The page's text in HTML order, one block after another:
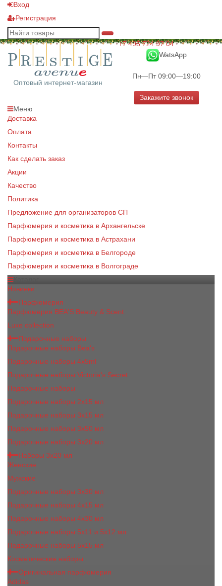
Вход
Регистрация
Оптовый интернет-магазин
+7 495 724 97 04
WatsApp
Пн—Пт 09:00—19:00
Закажите звонок
Меню
Доставка
Оплата
Контакты
Как сделать заказ
Акции
Качество
Политика
Предложение для организаторов СП
Парфюмерия и косметика в Архангельске
Парфюмерия и косметика в Астрахани
Парфюмерия и косметика в Белгороде
Парфюмерия и косметика в Волгограде
Новинки
Парфюмерия
Парфюмерия BEA'S Beauty & Scent
Luxe collection
Подарочные наборы
Подарочные наборы Bea's
Подарочные наборы 4х5ml
Подарочные наборы Victoria's Secret
Подарочные наборы
Подарочные наборы 2x15 мл
Подарочные наборы 3х15 мл
Подарочные наборы 3x50 мл
Подарочные наборы 3x20 мл
Наборы 3х20 мл
Женские
Мужские
Подарочные наборы 3х30 мл
Подарочные наборы 4x15 мл
Подарочные наборы 4x30 мл
Подарочные наборы 5x11 и 5х12 мл
Подарочные наборы 5x15 мл
Косметические наборы
Оригинальная парфюмерия
Adidas